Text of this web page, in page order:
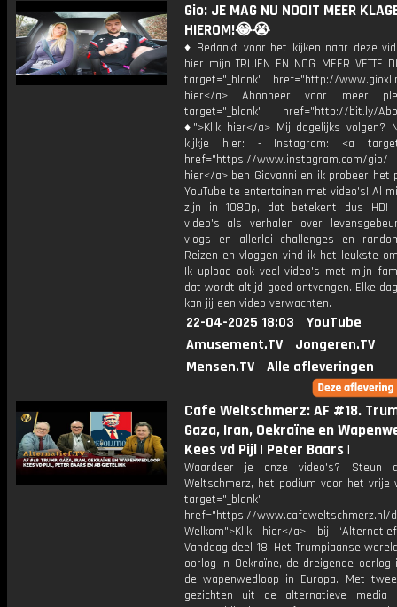
Gio: JE MAG NU NOOIT MEER
HIEROM!😂😭
♦ Bedankt voor het kijken naar deze
hier mijn TRUIEN EN NOG MEER VETTE
target="_blank" href="http://
hier</a> Abonneer voor meer
target="_blank" href="http://bit.ly/
♦">Klik hier</a> Mij dagelijks volgen?
kijkje hier: - Instagram: <a
href="https://www.instagram.com/
hier</a> ben Giovanni en ik probeer het
YouTube te entertainen met video's! Al
zijn in 1080p, dat betekent dus HD!
video's als verhalen over
vlogs en allerlei challenges en
Reizen en vloggen vind ik het leukste
Ik upload ook veel video's met mijn
dat wordt altijd goed ontvangen. Elke
kan jij een video verwachten.
22-04-2025 18:03
YouTube
Amusement.TV
Jongeren.TV
Mensen.TV
Alle afleveringen
Cafe Weltschmerz: AF #18.
Gaza, Iran, Oekraïne en
Kees vd Pijl | Peter Baars |
Waardeer je onze video's? Steun
Weltschmerz, het podium voor het vrije
target="_blank"
href="https://www.cafeweltschmerz.nl/
Welkom">Klik hier</a> bij
Vandaag deel 18. Het Trumpiaanse
oorlog in Oekraïne, de dreigende oorlog
de wapenwedloop in Europa. Met
gezichten uit de alternatieve media